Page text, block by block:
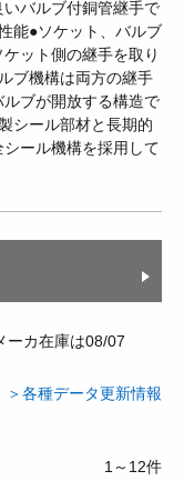
バルブ付銅管継手で
能●ソケット、バルブ
ット側の継手を取り
ブ機構は両方の継手
ブが開放する構造で
シール部材と長期的
ール機構を採用して
ーカ在庫は08/07
＞各種データ更新情報
1～12件